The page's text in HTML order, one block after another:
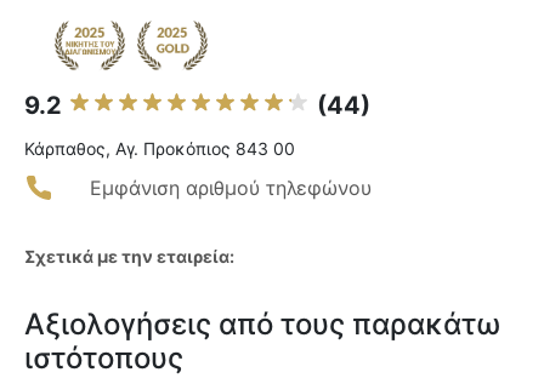
9.2 (44)
Κάρπαθος, Αγ. Προκόπιος 843 00
Εμφάνιση αριθμού τηλεφώνου
Σχετικά με την εταιρεία:
Αξιολογήσεις από τους παρακάτω
ιστότοπους